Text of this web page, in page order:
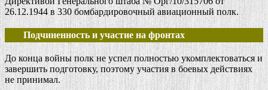
26.12.1944 в 330 бомбардировочный авиационный полк.
Подчиненность и участие на фронтах
До конца войны полк не успел полностью укомплектоваться и
завершить подготовку, поэтому участия в боевых действиях
не принимал.